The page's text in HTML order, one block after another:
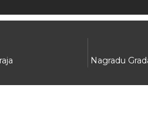
Nagradu